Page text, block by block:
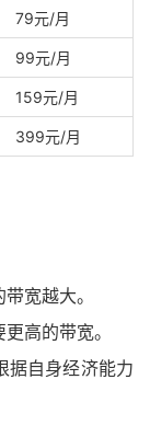
79元/月
99元/月
159元/月
399元/月
宽越大。
高的带宽。
据自身经济能力